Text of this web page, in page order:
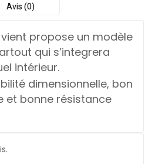
Avis (0)
propose un modèle
qui s’integrera
intérieur.
dimensionnelle, bon
et bonne résistance